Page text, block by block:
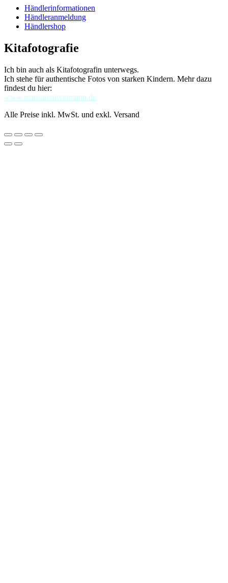
Händlerinformationen
Händleranmeldung
Händlershop
Kitafotografie
Ich bin auch als Kitafotografin unterwegs.
Ich stehe für authentische Fotos von starken Kindern. Mehr dazu
findest du hier:
www.marinastauvermann.de
Alle Preise inkl. MwSt. und exkl. Versand